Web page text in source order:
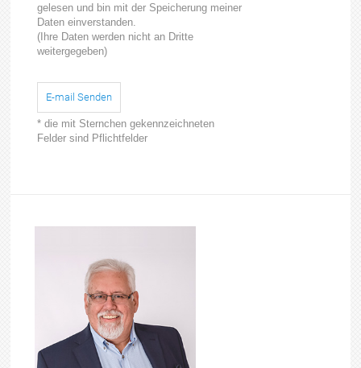
gelesen und bin mit der Speicherung meiner
Daten einverstanden.
(Ihre Daten werden nicht an Dritte
weitergegeben)
E-mail Senden
* die mit Sternchen gekennzeichneten
Felder sind Pflichtfelder